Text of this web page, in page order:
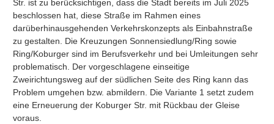
Str. ist zu berücksichtigen, dass die Stadt bereits im Juli 2025
beschlossen hat, diese Straße im Rahmen eines
darüberhinausgehenden Verkehrskonzepts als Einbahnstraße
zu gestalten. Die Kreuzungen Sonnensiedlung/Ring sowie
Ring/Koburger sind im Berufsverkehr und bei Umleitungen sehr
problematisch. Der vorgeschlagene einseitige
Zweirichtungsweg auf der südlichen Seite des Ring kann das
Problem umgehen bzw. abmildern. Die Variante 1 setzt zudem
eine Erneuerung der Koburger Str. mit Rückbau der Gleise
voraus.